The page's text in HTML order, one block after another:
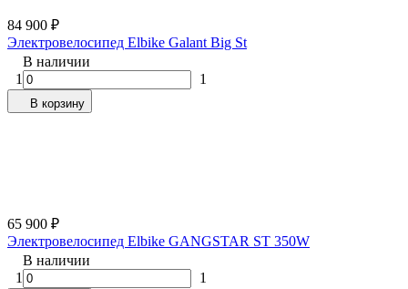
84 900 ₽
Электровелосипед Elbike Galant Big St
В наличии
1
1
В корзину
65 900 ₽
Электровелосипед Elbike GANGSTAR ST 350W
В наличии
1
1